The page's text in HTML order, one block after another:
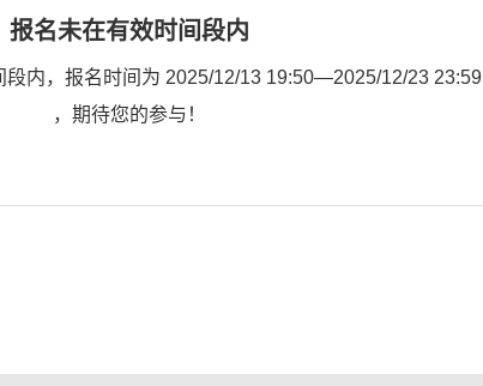
报名未在有效时间段内
段内，报名时间为 2025/12/13 19:50—2025/12/23 23:59
，期待您的参与！